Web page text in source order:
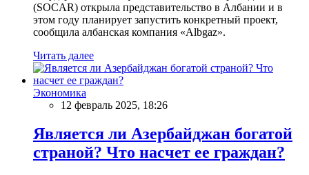
(SOCAR) открыла представительство в Албании и в
этом году планирует запустить конкретный проект,
сообщила албанская компания «Albgaz».
Читать далее
Экономика
12 февраль 2025, 18:26
Является ли Азербайджан богатой
страной? Что насчет ее граждан?